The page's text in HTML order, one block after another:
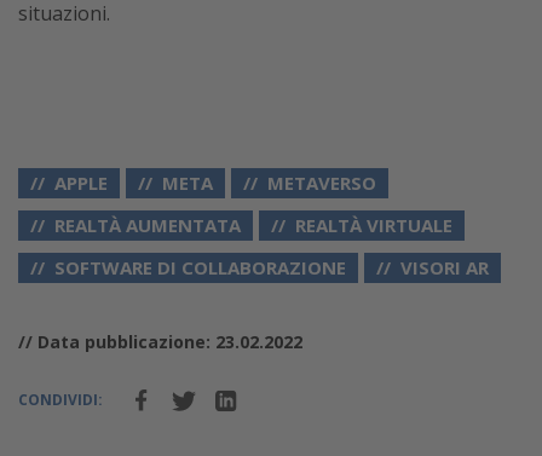
situazioni.
APPLE META
METAVERSO
REALTÀ AUMENTATA
REALTÀ VIRTUALE
SOFTWARE DI COLLABORAZIONE
VISORI AR
// Data pubblicazione: 23.02.2022
CONDIVIDI: